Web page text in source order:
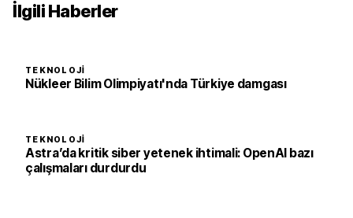
İlgili Haberler
TEKNOLOJI
Nükleer Bilim Olimpiyatı'nda Türkiye damgası
TEKNOLOJI
Astra’da kritik siber yetenek ihtimali: OpenAI bazı
çalışmaları durdurdu